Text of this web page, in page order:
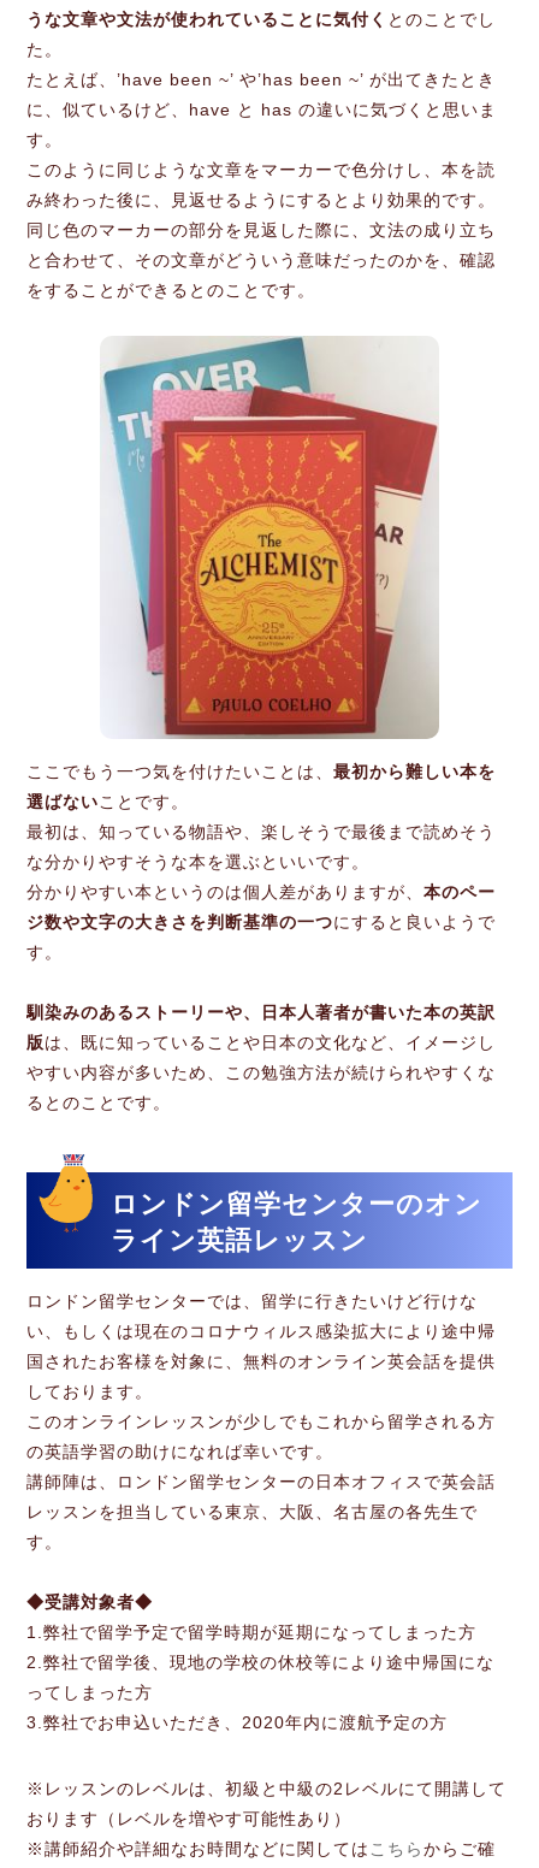
うな文章や文法が使われていることに気付く とのことでし
た。
たとえば、’have been ~’ や’has been ~’ が出てきたとき
に、似ているけど、have と has の違いに気づくと思いま
す。
このように同じような文章をマーカーで色分けし、本を読
み終わった後に、見返せるようにするとより効果的です。
同じ色のマーカーの部分を見返した際に、文法の成り立ち
と合わせて、その文章がどういう意味だったのかを、確認
をすることができるとのことです。
ここでもう一つ気を付けたいことは、最初から難しい本を
選ばないことです。
最初は、知っている物語や、楽しそうで最後まで読めそう
な分かりやすそうな本を選ぶといいです。
分かりやすい本というのは個人差がありますが、本のペー
ジ数や文字の大きさを判断基準の一つにすると良いようで
す。
馴染みのあるストーリーや、日本人著者が書いた本の英訳
版は、既に知っていることや日本の文化など、イメージし
やすい内容が多いため、この勉強方法が続けられやすくな
るとのことです。
ロンドン留学センターのオン
ライン英語レッスン
ロンドン留学センターでは、留学に行きたいけど行けな
い、もしくは現在のコロナウィルス感染拡大により途中帰
国されたお客様を対象に、無料のオンライン英会話を提供
しております。
このオンラインレッスンが少しでもこれから留学される方
の英語学習の助けになれば幸いです。
講師陣は、ロンドン留学センターの日本オフィスで英会話
レッスンを担当している東京、大阪、名古屋の各先生で
す。
◆受講対象者◆
1.弊社で留学予定で留学時期が延期になってしまった方
2.弊社で留学後、現地の学校の休校等により途中帰国にな
ってしまった方
3.弊社でお申込いただき、2020年内に渡航予定の方
※レッスンのレベルは、初級と中級の2レベルにて開講して
おります（レベルを増やす可能性あり）
※講師紹介や詳細なお時間などに関しては こちらからご確